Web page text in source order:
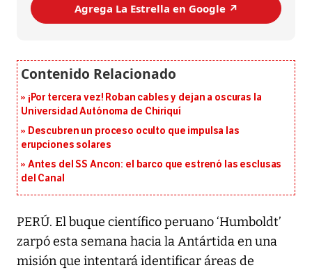
Agrega La Estrella en Google ↗️
¡Por tercera vez! Roban cables y dejan a oscuras la
Universidad Autónoma de Chiriquí
Descubren un proceso oculto que impulsa las
erupciones solares
Antes del SS Ancon: el barco que estrenó las esclusas
del Canal
PERÚ. El buque científico peruano ‘Humboldt’
zarpó esta semana hacia la Antártida en una
misión que intentará identificar áreas de